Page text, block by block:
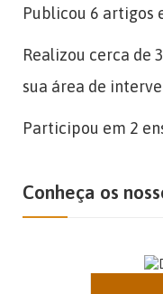
Publicou 6 artigos
Realizou cerca de
sua área de
Participou em 2
Conheça os